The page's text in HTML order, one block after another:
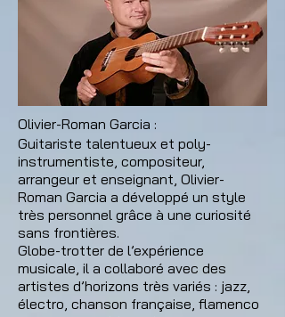
Olivier-Roman Garcia :
Guitariste talentueux et poly-
instrumentiste, compositeur,
arrangeur et enseignant, Olivier-
Roman Garcia a développé un style
très personnel grâce à une curiosité
sans frontières.
Globe-trotter de l’expérience
musicale, il a collaboré avec des
artistes d’horizons très variés : jazz,
électro, chanson française, flamenco